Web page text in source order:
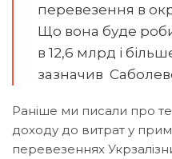
перевезення в
Що вона буде
в 12,6 млрд і
зазначив
Раніше ми писали про
доходу до витрат у
перевезеннях